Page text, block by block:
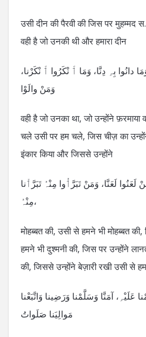
उसी दीन की पैरवी की जिस पर मुहम्मद
वही है जो उनकी थी और हमारा दीन
دانُوا بِہِ دِنَّا، وَمَا ٲَ نْکَرُوا ٲَ نْکَرْنا،
وَمَنْ والَوْا
वही है जो उनका था, जो उन्होंने फ़रमाया
चले उसी पर हम चले, जिस चीज़ का
इंकार किया और जिससे उन्होंने
لَعَنُوا لَعَنَّا، وَمَنْ تَبَرَّٲُوا مِنْہُ تَبَرَّٲْنا
مِنْہُ،
मोहब्बत की, उसी से हमने भी मोहब्बत
हमने भी दुश्मनी की, जिस पर उन्होंने
की, जिससे उन्होंने बेज़ारी रखी उसी से
عَلَیْہِ، آمَنَّا وَسَلَّمْنا وَرَضِینا وَاتَّبَعْنا
مَوالِیَنا صَلَواتُ